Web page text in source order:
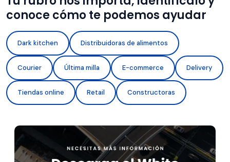
conoce cómo te podemos ayudar
Dark kitchen Distribuidoras de alimentos
Courier Última milla E-commerce Delivery
Tiendas online Retail Constructoras